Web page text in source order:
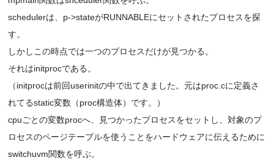
schedulerは、p->stateがRUNNABLEにセットされたプロセスを探
す。
しかしこの時点では一つのプロセスだけが見つかる。
それはinitprocである。
（initprocは前回userinitの中で出てきました。元はproc.cに定義さ
れてるstatic変数（proc構造体）です。）
cpuごとの変数procへ、見つかったプロセスをセットし、対象のプ
ロセスのページテーブルを使うことをハードウェアに伝えるために
switchuvm関数を呼ぶ。